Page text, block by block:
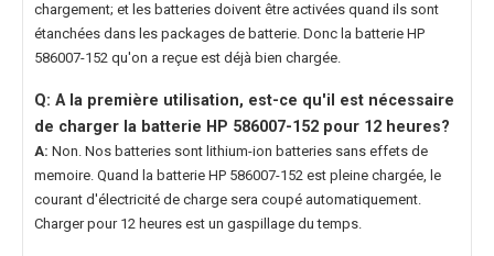
chargement; et les batteries doivent être activées quand ils sont
étanchées dans les packages de batterie. Donc la batterie HP
586007-152 qu'on a reçue est déjà bien chargée.
Q: A la première utilisation, est-ce qu'il est nécessaire
de charger la batterie HP 586007-152 pour 12 heures?
A: Non. Nos batteries sont lithium-ion batteries sans effets de
memoire. Quand la batterie HP 586007-152 est pleine chargée, le
courant d'électricité de charge sera coupé automatiquement.
Charger pour 12 heures est un gaspillage du temps.